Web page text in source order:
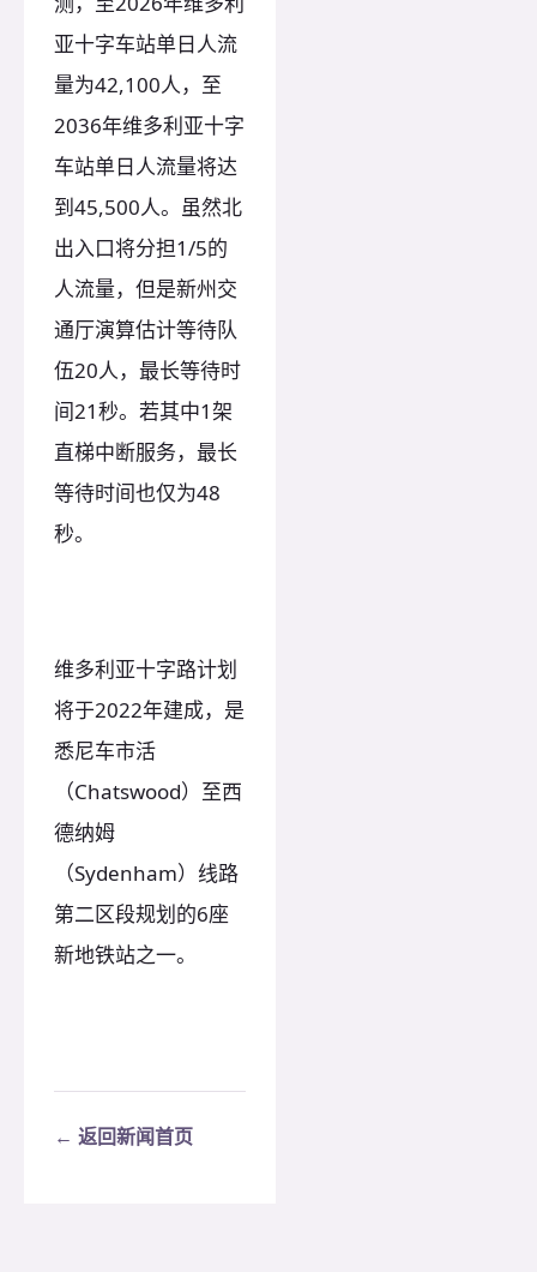
亚十字车站单日人流
量为42,100人，至
2036年维多利亚十字
车站单日人流量将达
到45,500人。虽然北
出入口将分担1/5的
人流量，但是新州交
通厅演算估计等待队
伍20人，最长等待时
间21秒。若其中1架
直梯中断服务，最长
等待时间也仅为48
秒。
维多利亚十字路计划
将于2022年建成，是
悉尼车市活
（Chatswood）至西
德纳姆
（Sydenham）线路
第二区段规划的6座
新地铁站之一。
← 返回新闻首页